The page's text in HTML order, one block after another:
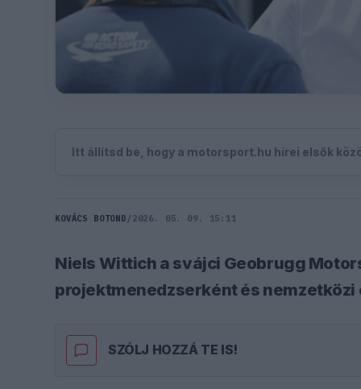
Itt állítsd be, hogy a motorsport.hu hírei elsők
KOVÁCS BOTOND / 2026. 05. 09. 15:11
Niels Wittich a svájci Geobrugg
projektmenedzserként és
SZÓLJ HOZZÁ TE IS!